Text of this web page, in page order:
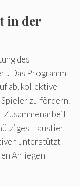
in der
des
Das Programm
ab, kollektive
zu fördern.
Zusammenarbeit
Haustier
unterstützt
Anliegen